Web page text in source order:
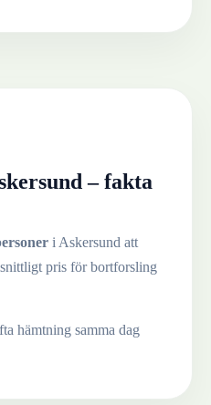
– fakta
i Askersund att
pris för bortforsling
hämtning samma dag